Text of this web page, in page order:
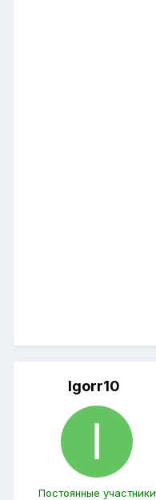
Igorr10
Постоянные участники